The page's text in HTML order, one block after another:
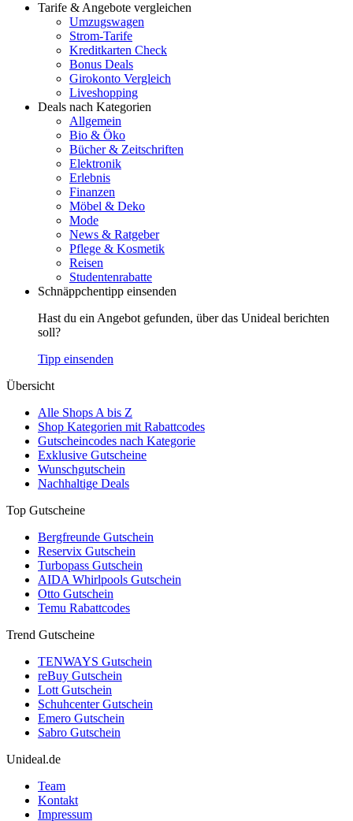
Tarife & Angebote vergleichen
Umzugswagen
Strom-Tarife
Kreditkarten Check
Bonus Deals
Girokonto Vergleich
Liveshopping
Deals nach Kategorien
Allgemein
Bio & Öko
Bücher & Zeitschriften
Elektronik
Erlebnis
Finanzen
Möbel & Deko
Mode
News & Ratgeber
Pflege & Kosmetik
Reisen
Studentenrabatte
Schnäppchentipp einsenden
Hast du ein Angebot gefunden, über das Unideal berichten
soll?
Tipp einsenden
Übersicht
Alle Shops A bis Z
Shop Kategorien mit Rabattcodes
Gutscheincodes nach Kategorie
Exklusive Gutscheine
Wunschgutschein
Nachhaltige Deals
Top Gutscheine
Bergfreunde Gutschein
Reservix Gutschein
Turbopass Gutschein
AIDA Whirlpools Gutschein
Otto Gutschein
Temu Rabattcodes
Trend Gutscheine
TENWAYS Gutschein
reBuy Gutschein
Lott Gutschein
Schuhcenter Gutschein
Emero Gutschein
Sabro Gutschein
Unideal.de
Team
Kontakt
Impressum